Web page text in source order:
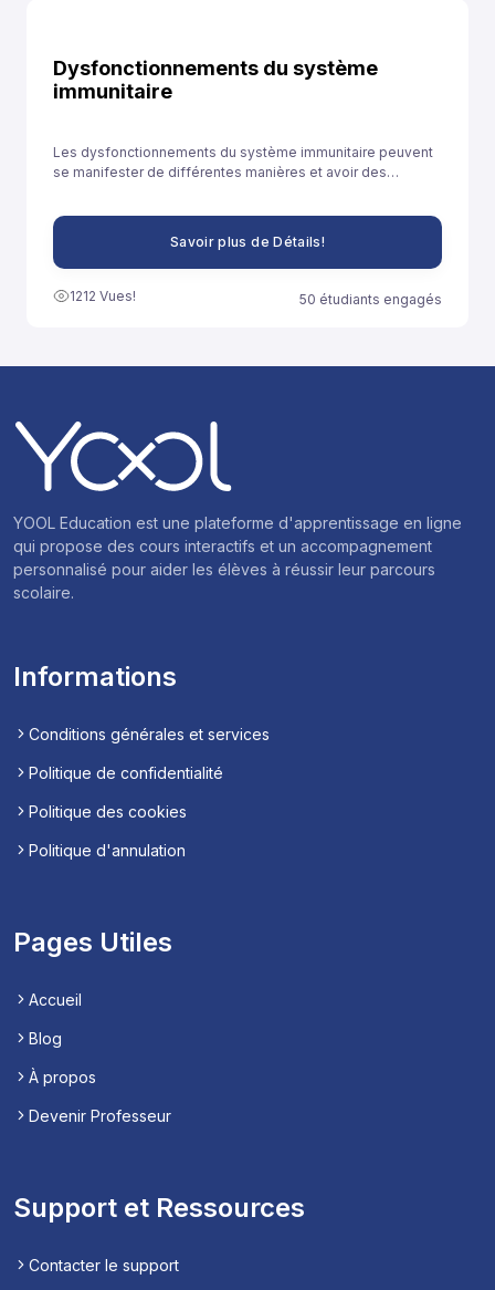
Dysfonctionnements du système
immunitaire
Les dysfonctionnements du système immunitaire peuvent
se manifester de différentes manières et avoir des
Savoir plus de Détails!
1212 Vues! 50 étudiants engagés
YOOL Education est une plateforme d'apprentissage en ligne
qui propose des cours interactifs et un accompagnement
personnalisé pour aider les élèves à réussir leur parcours
scolaire.
Informations
Conditions générales et services
Politique de confidentialité
Politique des cookies
Politique d'annulation
Pages Utiles
Accueil
Blog
À propos
Devenir Professeur
Support et Ressources
Contacter le support